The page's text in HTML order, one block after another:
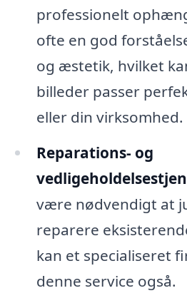
professionelt
ofte en god
og æstetik, hvilket
billeder passer
eller din virksomhed.
Reparations- og
være nødvendigt at
reparere
kan et specialiseret
denne service også.